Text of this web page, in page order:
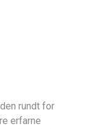
rundt for
erfarne